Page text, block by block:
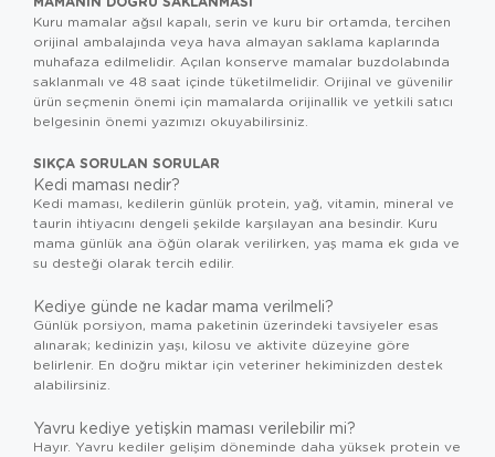
Kuru mamalar ağsıl kapalı, serin ve kuru bir ortamda, tercihen
orijinal ambalajında veya hava almayan saklama kaplarında
muhafaza edilmelidir. Açılan konserve mamalar buzdolabında
saklanmalı ve 48 saat içinde tüketilmelidir. Orijinal ve güvenilir
ürün seçmenin önemi için mamalarda orijinallik ve yetkili satıcı
belgesinin önemi yazımızı okuyabilirsiniz.
SIKÇA SORULAN SORULAR
Kedi maması nedir?
Kedi maması, kedilerin günlük protein, yağ, vitamin, mineral ve
taurin ihtiyacını dengeli şekilde karşılayan ana besindir. Kuru
mama günlük ana öğün olarak verilirken, yaş mama ek gıda ve
su desteği olarak tercih edilir.
Kediye günde ne kadar mama verilmeli?
Günlük porsiyon, mama paketinin üzerindeki tavsiyeler esas
alınarak; kedinizin yaşı, kilosu ve aktivite düzeyine göre
belirlenir. En doğru miktar için veteriner hekiminizden destek
alabilirsiniz.
Yavru kediye yetişkin maması verilebilir mi?
Hayır. Yavru kediler gelişim döneminde daha yüksek protein ve